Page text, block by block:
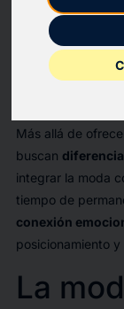
refuerzan su
La reciente
conceptos
estrategia no es
Más allá de
buscan
integrar la moda
tiempo de
conexión
posicionamiento
La